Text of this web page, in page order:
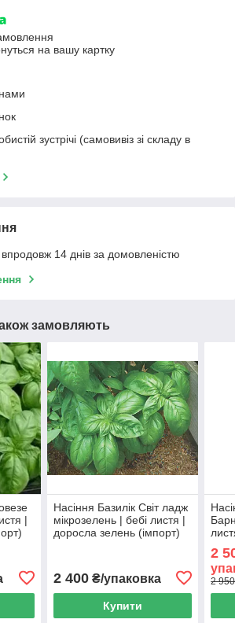
на вашу картку
зустрічі (самовивіз зі складу в
14 днів за домовленістю
замовляють
|
Насіння Базилік Світ ладж
мікрозелень | бебі листя |
доросла зелень (імпорт)
2 400₴/упаковка
Купити
2
2